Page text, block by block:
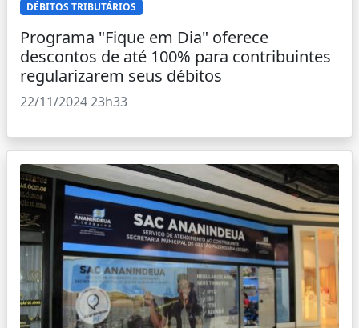
DÉBITOS TRIBUTÁRIOS
Programa "Fique em Dia" oferece
descontos de até 100% para contribuintes
regularizarem seus débitos
22/11/2024 23h33